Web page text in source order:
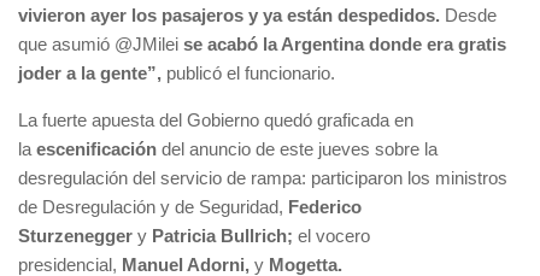
vivieron ayer los pasajeros y ya están despedidos. Desde
que asumió @JMilei se acabó la Argentina donde era gratis
joder a la gente”, publicó el funcionario.
La fuerte apuesta del Gobierno quedó graficada en
la escenificación del anuncio de este jueves sobre la
desregulación del servicio de rampa: participaron los ministros
de Desregulación y de Seguridad, Federico
Sturzenegger y Patricia Bullrich; el vocero
presidencial, Manuel Adorni, y Mogetta.